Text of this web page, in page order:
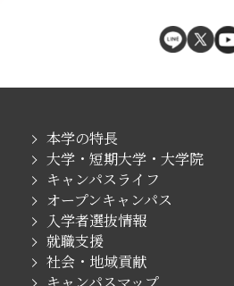
本学の特長
大学・短期大学・大学院
キャンパスライフ
オープンキャンパス
入学者選抜情報
就職支援
社会・地域貢献